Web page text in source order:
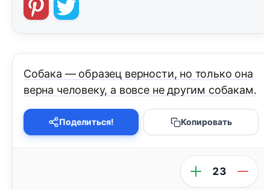
Собака — образец верности, но только она
верна человеку, а вовсе не другим собакам.
Поделиться! Копировать
23